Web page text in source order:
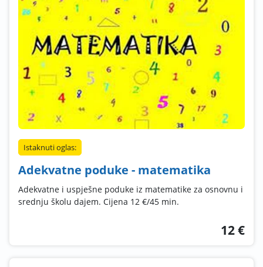
Istaknuti oglas:
Adekvatne poduke - matematika
Adekvatne i uspješne poduke iz matematike za osnovnu i
srednju školu dajem. Cijena 12 €/45 min.
12 €